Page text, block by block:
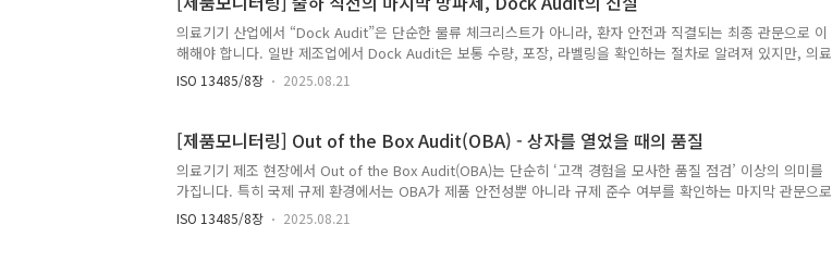
의료기기 산업에서 “Dock Audit”은 단순한 물류 체크리스트가 아니라, 환자 안전과 직결되는 최종 관문으로 이
해해야 합니다. 일반 제조업에서 Dock Audit은 보통 수량, 포장, 라벨링을 확인하는 절차로 알려져 있지만, 의료
기기 분야에서는 규제 요건을 충족하는지까지 반드시 검증해야 합니다. Dock Audit의 핵심은 ‘출하 적합성 보
증’입니다. 즉, 제조·품질 시스템 하에서 이미 완료된 최종 검사(OBA, Final QC 등)를 넘어, 실제로 고객에게 전
CE 마킹이 요구되는 기기라면 유럽 MDR(2017/745) 규정에 따라 올바른 라벨링과 UDI(Unique Device
Identifi..
ISO 13485/8장 2025.08.21
[제품모니터링] Out of the Box Audit(OBA) - 상자를 열었을 때의 품질
의료기기 제조 현장에서 Out of the Box Audit(OBA)는 단순히 ‘고객 경험을 모사한 품질 점검’ 이상의 의미를
가집니다. 특히 국제 규제 환경에서는 OBA가 제품 안전성뿐 아니라 규제 준수 여부를 확인하는 마지막 관문으로
기능하기 때문입니다. OBA는 출하 직전, 실제 최종 사용자 환경을 최대한 재현하여 제품을 검증하는 절차입니다.
포장 개봉 상태, 부속품 누락 여부, 설명서 언어 및 규격 적합성, 전원 작동 및 초기 세팅 등이 포함됩니다. 일반
ISO 13485/8장 2025.08.21